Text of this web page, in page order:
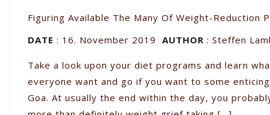
Figuring Available The Many Of Weight-Reduction
DATE : 16. November 2019 AUTHOR : Steffen
Take a look upon your diet programs and learn
everyone want and go if you want to some
Goa. At usually the end within the day, you